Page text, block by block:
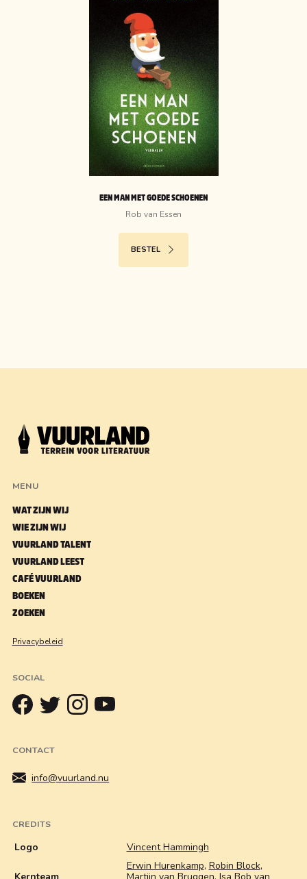
EEN MAN MET GOEDE SCHOENEN
Rob van Essen
BESTEL
MENU
WAT ZIJN WIJ
WIE ZIJN WIJ
VUURLAND TALENT
VUURLAND LEEST
CAFÉ VUURLAND
BOEKEN
ZOEKEN
Privacybeleid
SOCIAL
CONTACT
info@vuurland.nu
CREDITS
Logo Vincent Hammingh
Erwin Hurenkamp, Robin Block,